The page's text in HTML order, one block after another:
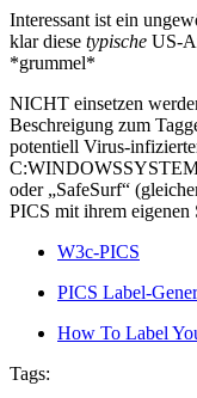
Interessant ist ein
klar diese typische US-
*grummel*
NICHT einsetzen
Beschreigung zum
potentiell Virus-
oder „SafeSurf“
PICS mit ihrem eigenen
W3c-PICS
PICS Label-
How To Label
Tags: